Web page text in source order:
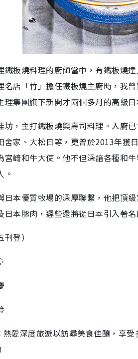
鐵板燒料理的廚師當中，有鐵板燒
名店「竹」擔任鐵板燒主廚時，我
理集團旗下新開才兩個多月的高級
坊，主打鐵板燒與壽司料理。入廚
舍家、大松日等，更曾於2013年獲
宮崎和牛大使。他不但深諳各種和
。
日本優質牧場的深厚聯繫，他把頂
日本豚肉，遲些還將從日本引入著
刊登）
熱愛深度旅遊以訪尋美食佳釀，享